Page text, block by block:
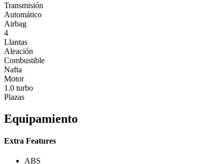
Transmisión
Automático
Airbag
4
Llantas
Aleación
Combustible
Nafta
Motor
1.0 turbo
Plazas
Equipamiento
Extra Features
ABS